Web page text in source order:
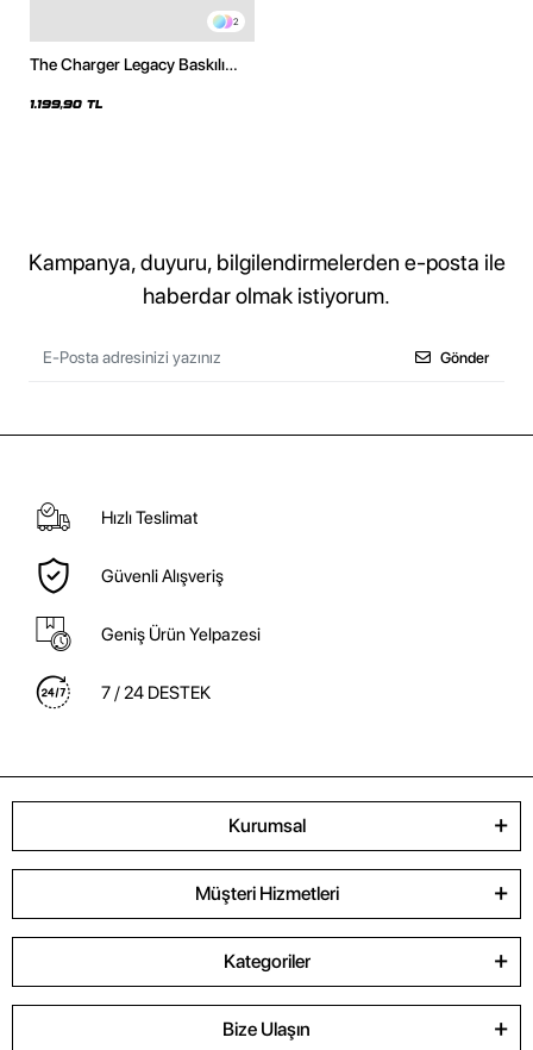
2
The Charger Legacy Baskılı
1.199,90 TL
Kampanya, duyuru, bilgilendirmelerden e-posta ile
haberdar olmak istiyorum.
Gönder
Hızlı Teslimat
Güvenli Alışveriş
Geniş Ürün Yelpazesi
7 / 24 DESTEK
Kurumsal
Müşteri Hizmetleri
Kategoriler
Bize Ulaşın